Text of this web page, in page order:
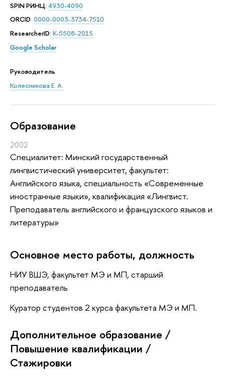
SPIN РИНЦ: 4930-4090
ORCID: 0000-0003-3734-7510
ResearcherID: K-5508-2015
Google Scholar
Руководитель
Колесникова Е. А.
Oбразование
2002
Специалитет: Минский государственный
лингвистический университет, факультет:
Английского языка, специальность «Современные
иностранные языки», квалификация «Лингвист.
Преподаватель английского и французского языков и
литературы»
Основное место работы, должность
НИУ ВШЭ, факультет МЭ и МП, старший
преподаватель
Куратор студентов 2 курса факультета МЭ и МП.
Дополнительное образование /
Повышение квалификации /
Стажировки